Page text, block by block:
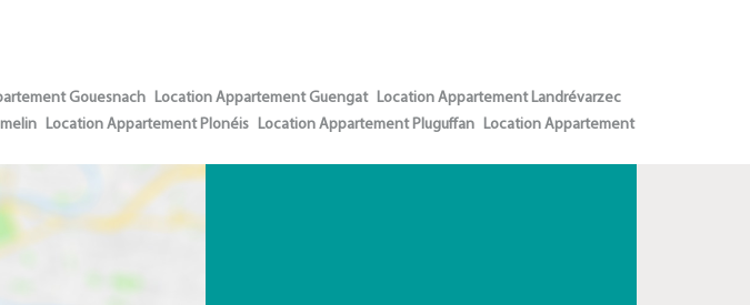
Gouesnach Location Appartement Guengat Location Appartement Landrévarzec
Location Appartement Plonéis Location Appartement Pluguffan Location Appartement